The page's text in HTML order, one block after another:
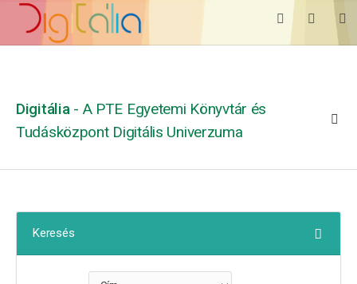
Digitália - A PTE Egyetemi Könyvtár és
Tudásközpont Digitális Univerzuma
Keresés